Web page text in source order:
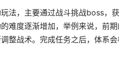
法，主要通过战斗挑战boss，
难度逐渐增加，举例来说，前
整战术。完成任务之后，体系